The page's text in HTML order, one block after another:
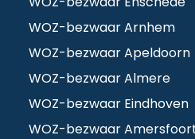
WOZ-bezwaar Arnhem
WOZ-bezwaar Apeldoorn
WOZ-bezwaar Almere
WOZ-bezwaar Eindhoven
WOZ-bezwaar